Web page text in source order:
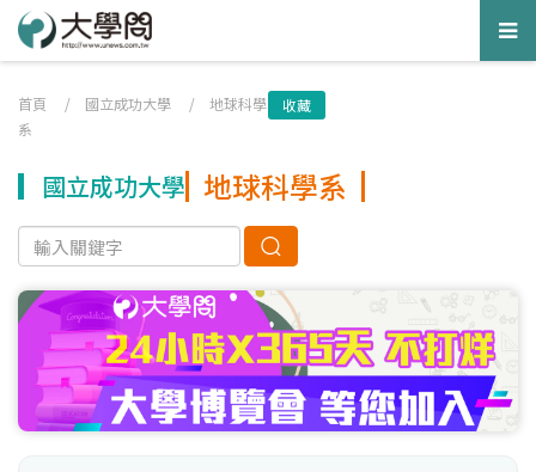
首頁 / 國立成功大學 / 地球科學
系
收藏
國立成功大學 地球科學系